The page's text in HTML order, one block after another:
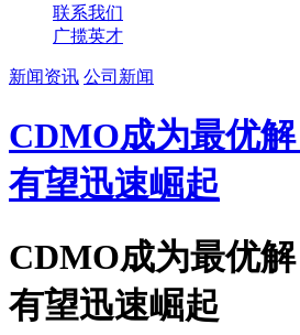
联系我们
广揽英才
新闻资讯 公司新闻
CDMO成为最优
有望迅速崛起
CDMO成为最优
有望迅速崛起